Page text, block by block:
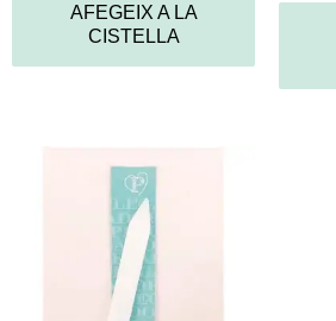
AFEGEIX A LA
CISTELLA